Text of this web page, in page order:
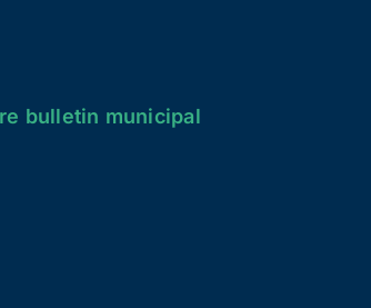
bulletin municipal